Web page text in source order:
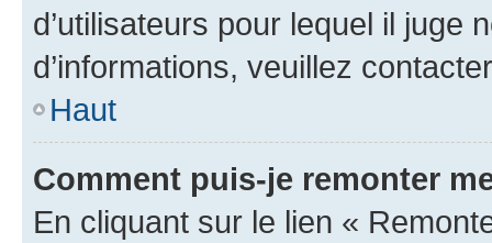
d’utilisateurs pour lequel il juge
d’informations, veuillez
Haut
Comment puis-je remonter
En cliquant sur le lien «